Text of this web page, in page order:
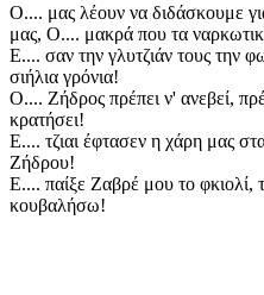
Ο.... μας λέουν να διδάσκουμε
μας, Ο.... μακρά που τα
Ε.... σαν την γλυτζιάν τους την
σιήλια γρόνια!
Ο.... Ζήδρος πρέπει ν' ανεβεί,
κρατήσει!
Ε.... τζιαι έφτασεν η χάρη μας
Ζήδρου!
Ε.... παίξε Ζαβρέ μου το φκιολί,
κουβαλήσω!